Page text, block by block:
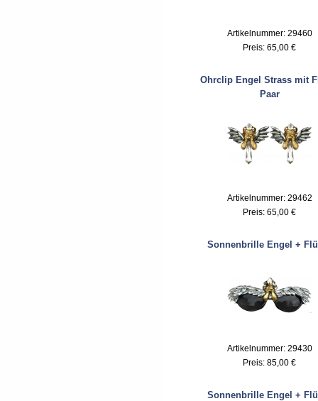
Artikelnummer: 29460
Preis: 65,00 €
Ohrclip Engel Strass mit
Paar
Artikelnummer: 29462
Preis: 65,00 €
Sonnenbrille Engel +
Artikelnummer: 29430
Preis: 85,00 €
Sonnenbrille Engel +